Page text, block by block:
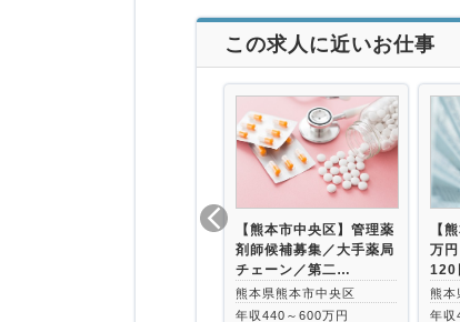
この求人に近いお仕事
【熊本市中央区】管理薬
剤師候補募集／大手薬局
チェーン／第二…
熊本県熊本市中央区
年収440～600万円
【
万
120
熊本
年収